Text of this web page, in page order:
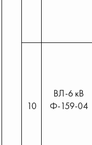
10
ВЛ-6 кВ
Ф-159-04